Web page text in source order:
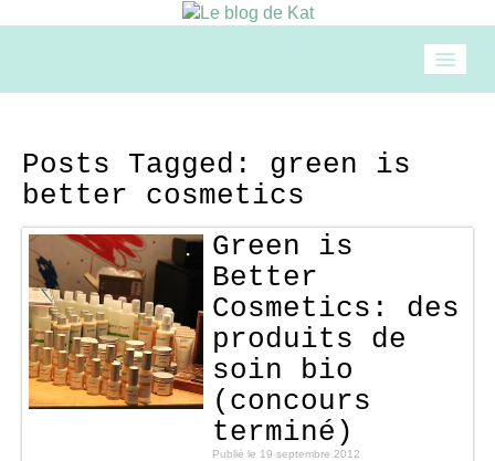
Mode
Beauté
Loisirs
Food & drinks
Posts Tagged:
green is
better cosmetics
Green is
Better
Cosmetics: des
produits de
soin bio
(concours
terminé)
Publié le 19 septembre 2012